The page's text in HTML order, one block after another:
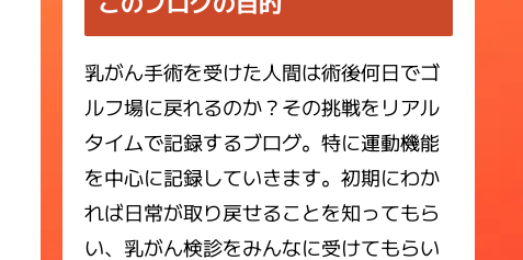
乳がん手術を受けた人間は術後何日でゴ
ルフ場に戻れるのか？その挑戦をリアル
タイムで記録するブログ。特に運動機能
を中心に記録していきます。初期にわか
れば日常が取り戻せることを知ってもら
い、乳がん検診をみんなに受けてもらい